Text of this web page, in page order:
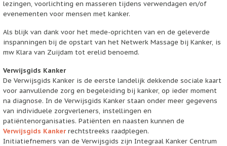
lezingen, voorlichting en masseren tijdens verwendagen en/of
evenementen voor mensen met kanker.
Als blijk van dank voor het mede-oprichten van en de geleverde
inspanningen bij de opstart van het Netwerk Massage bij Kanker, is
mw Klara van Zuijdam tot erelid benoemd.
Verwijsgids Kanker
De Verwijsgids Kanker is de eerste landelijk dekkende sociale kaart
voor aanvullende zorg en begeleiding bij kanker, op ieder moment
na diagnose. In de Verwijsgids Kanker staan onder meer gegevens
van individuele zorgverleners, instellingen en
patiëntenorganisaties. Patiënten en naasten kunnen de
Verwijsgids Kankerrechtstreeks raadplegen.
Initiatiefnemers van de Verwijsgids zijn Integraal Kanker Centrum